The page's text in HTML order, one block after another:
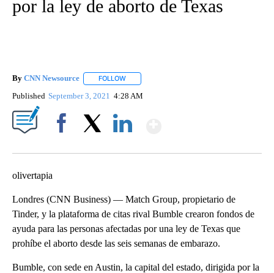
por la ley de aborto de Texas
By CNN Newsource FOLLOW
Published September 3, 2021 4:28 AM
olivertapia
Londres (CNN Business) — Match Group, propietario de
Tinder, y la plataforma de citas rival Bumble crearon fondos de
ayuda para las personas afectadas por una ley de Texas que
prohíbe el aborto desde las seis semanas de embarazo.
Bumble, con sede en Austin, la capital del estado, dirigida por la